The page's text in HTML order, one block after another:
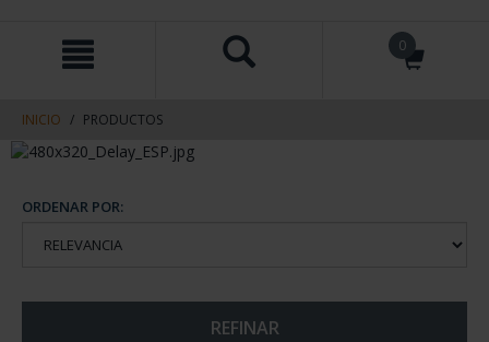
contenido
navegacin
0
INICIO PRODUCTOS
ORDENAR POR:
REFINAR